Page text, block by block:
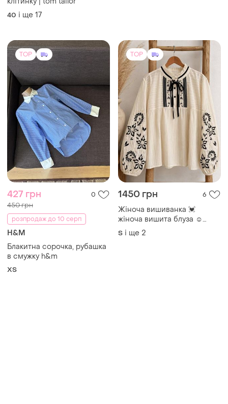
40 і ще 17
TOP
427 грн 0
450 грн
розпродаж до 10 серп
H&M
Блакитна сорочка, рубашка
в смужку h&m
ХS
TOP
1450 грн 6
Жіноча вишиванка 💓
жіноча вишита блуза ☺️
жіноча бежева вишиванка
S і ще 2